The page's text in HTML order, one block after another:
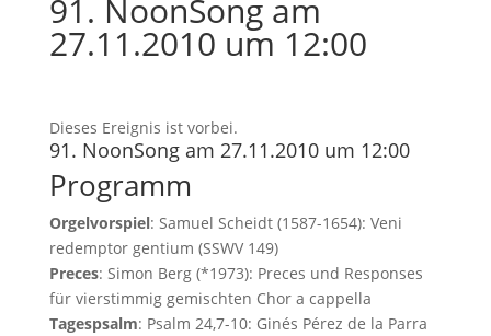
91. NoonSong am
27.11.2010 um 12:00
Dieses Ereignis ist vorbei.
91. NoonSong am 27.11.2010 um 12:00
Programm
Orgelvorspiel: Samuel Scheidt (1587-1654): Veni
redemptor gentium (SSWV 149)
Preces: Simon Berg (*1973): Preces und Responses
für vierstimmig gemischten Chor a cappella
Tagespsalm: Psalm 24,7-10: Ginés Pérez de la Parra